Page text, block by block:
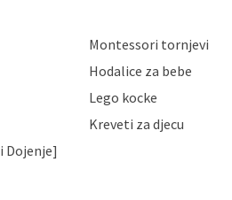
Montessori tornjevi
Hodalice za bebe
Lego kocke
Kreveti za djecu
Dojenje]